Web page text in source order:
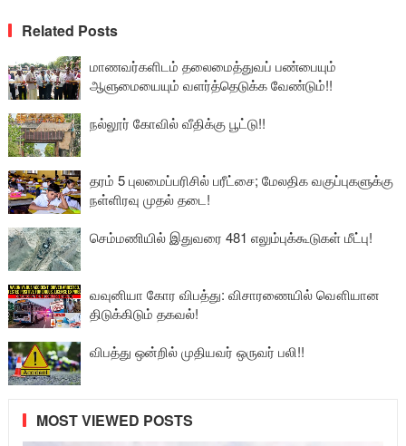
Related Posts
மாணவர்களிடம் தலைமைத்துவப் பண்பையும்
ஆளுமையையும் வளர்த்தெடுக்க வேண்டும்!!
நல்லூர் கோவில் வீதிக்கு பூட்டு!!
தரம் 5 புலமைப்பரிசில் பரீட்சை; மேலதிக வகுப்புகளுக்கு
நள்ளிரவு முதல் தடை!
செம்மணியில் இதுவரை 481 எலும்புக்கூடுகள் மீட்பு!
வவுனியா கோர விபத்து: விசாரணையில் வௌியான
திடுக்கிடும் தகவல்!
விபத்து ஒன்றில் முதியவர் ஒருவர் பலி!!
MOST VIEWED POSTS